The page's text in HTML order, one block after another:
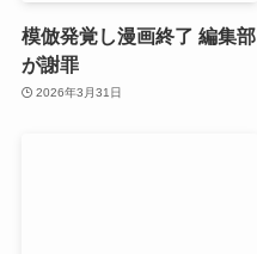
模倣発覚し漫画終了 編集部
が謝罪
2026年3月31日